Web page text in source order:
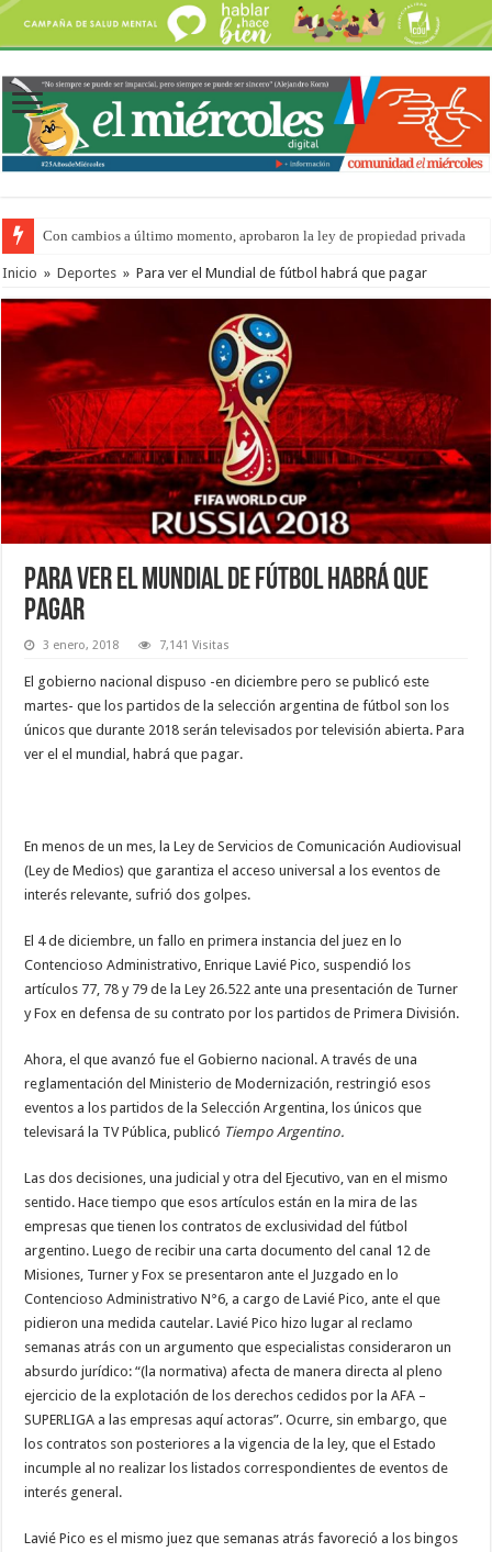
Con cambios a último momento, aprobaron la ley de propiedad privada
Inicio » Deportes » Para ver el Mundial de fútbol habrá que pagar
Para ver el Mundial de fútbol habrá que
pagar
3 enero, 2018 7,141 Visitas
El gobierno nacional dispuso -en diciembre pero se publicó este
martes- que los partidos de la selección argentina de fútbol son los
únicos que durante 2018 serán televisados por televisión abierta. Para
ver el el mundial, habrá que pagar.
En menos de un mes, la Ley de Servicios de Comunicación Audiovisual
(Ley de Medios) que garantiza el acceso universal a los eventos de
interés relevante, sufrió dos golpes.
El 4 de diciembre, un fallo en primera instancia del juez en lo
Contencioso Administrativo, Enrique Lavié Pico, suspendió los
artículos 77, 78 y 79 de la Ley 26.522 ante una presentación de Turner
y Fox en defensa de su contrato por los partidos de Primera División.
Ahora, el que avanzó fue el Gobierno nacional. A través de una
reglamentación del Ministerio de Modernización, restringió esos
eventos a los partidos de la Selección Argentina, los únicos que
televisará la TV Pública, publicó Tiempo Argentino.
Las dos decisiones, una judicial y otra del Ejecutivo, van en el mismo
sentido. Hace tiempo que esos artículos están en la mira de las
empresas que tienen los contratos de exclusividad del fútbol
argentino. Luego de recibir una carta documento del canal 12 de
Misiones, Turner y Fox se presentaron ante el Juzgado en lo
Contencioso Administrativo N°6, a cargo de Lavié Pico, ante el que
pidieron una medida cautelar. Lavié Pico hizo lugar al reclamo
semanas atrás con un argumento que especialistas consideraron un
absurdo jurídico: “(la normativa) afecta de manera directa al pleno
ejercicio de la explotación de los derechos cedidos por la AFA –
SUPERLIGA a las empresas aquí actoras”. Ocurre, sin embargo, que
los contratos son posteriores a la vigencia de la ley, que el Estado
incumple al no realizar los listados correspondientes de eventos de
interés general.
Lavié Pico es el mismo juez que semanas atrás favoreció a los bingos